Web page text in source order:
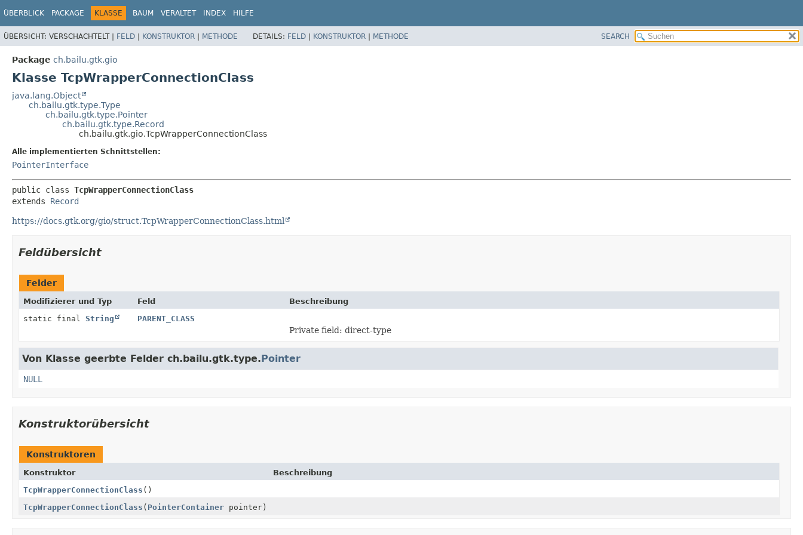
ÜBERBLICK PACKAGE KLASSE BAUM VERALTET INDEX HILFE
ÜBERSICHT: VERSCHACHTELT | FELD | KONSTRUKTOR | METHODE DETAILS: FELD | KONSTRUKTOR | METHODE SEARCH
Package ch.bailu.gtk.gio
Klasse TcpWrapperConnectionClass
java.lang.Object
ch.bailu.gtk.type.Type
ch.bailu.gtk.type.Pointer
ch.bailu.gtk.type.Record
ch.bailu.gtk.gio.TcpWrapperConnectionClass
Alle implementierten Schnittstellen:
PointerInterface
public class TcpWrapperConnectionClass
extends Record
https://docs.gtk.org/gio/struct.TcpWrapperConnectionClass.html
Feldübersicht
Felder
Modifizierer und Typ Feld
Beschreibung
static final String PARENT_CLASS
Private field: direct-type
Von Klasse geerbte Felder ch.bailu.gtk.type.Pointer
NULL
Konstruktorübersicht
Konstruktoren
Konstruktor
Beschreibung
TcpWrapperConnectionClass ()
TcpWrapperConnectionClass ( PointerContainer pointer)